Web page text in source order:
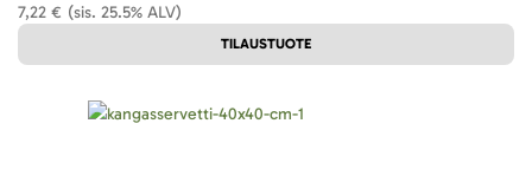
(sis. 25.5% ALV)
7,22 €
TILAUSTUOTE